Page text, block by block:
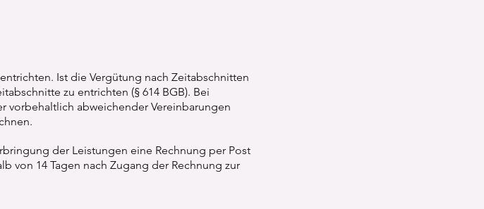
Ist die Vergütung nach Zeitabschnitten
zu entrichten (§ 614 BGB). Bei
vorbehaltlich abweichender Vereinbarungen
der Leistungen eine Rechnung per Post
von 14 Tagen nach Zugang der Rechnung zur